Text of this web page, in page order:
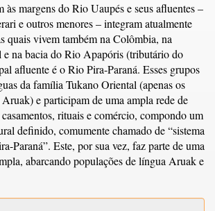
às margens do Rio Uaupés e seus afluentes –
e outros menores – integram atualmente
quais vivem também na Colômbia, na
e na bacia do Rio Apapóris (tributário do
afluente é o Rio Pira-Paraná. Esses grupos
da família Tukano Oriental (apenas os
e participam de uma ampla rede de
rituais e comércio, compondo um
definido, comumente chamado de “sistema
Paraná”. Este, por sua vez, faz parte de uma
abarcando populações de língua Aruak e